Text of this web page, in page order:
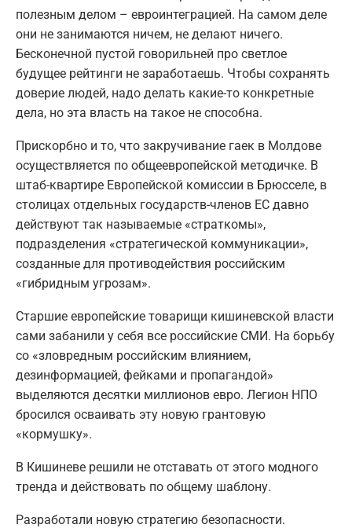
полезным делом – евроинтеграцией. На самом деле
они не занимаются ничем, не делают ничего.
Бесконечной пустой говорильней про светлое
будущее рейтинги не заработаешь. Чтобы сохранять
доверие людей, надо делать какие-то конкретные
дела, но эта власть на такое не способна.
Прискорбно и то, что закручивание гаек в Молдове
осуществляется по общеевропейской методичке. В
штаб-квартире Европейской комиссии в Брюсселе, в
столицах отдельных государств-членов ЕС давно
действуют так называемые «страткомы»,
подразделения «стратегической коммуникации»,
созданные для противодействия российским
«гибридным угрозам».
Старшие европейские товарищи кишиневской власти
сами забанили у себя все российские СМИ. На борьбу
со «зловредным российским влиянием,
дезинформацией, фейками и пропагандой»
выделяются десятки миллионов евро. Легион НПО
бросился осваивать эту новую грантовую
«кормушку».
В Кишиневе решили не отставать от этого модного
тренда и действовать по общему шаблону.
Разработали новую стратегию безопасности.